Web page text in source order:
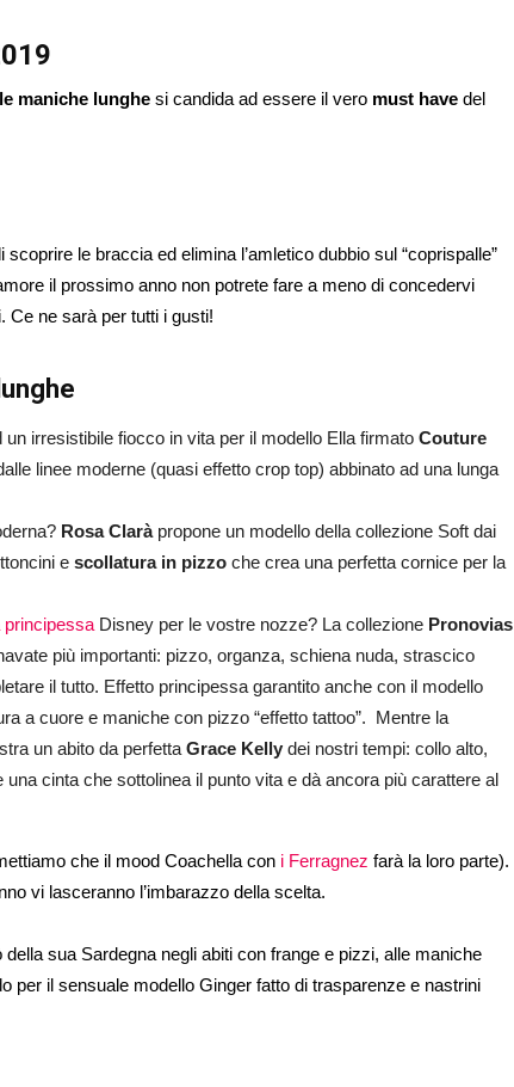
maniche lunghe si candida ad essere il vero must have del
le braccia ed elimina l’amletico dubbio sul “coprispalle”
il prossimo anno non potrete fare a meno di concedervi
Ce ne sarà per tutti i gusti!
irresistibile fiocco in vita per il modello Ella firmato Couture
linee moderne (quasi effetto crop top) abbinato ad una lunga
Rosa Claràpropone un modello della collezione Soft dai
e scollatura in pizzo che crea una perfetta cornice per la
principessa Disney per le vostre nozze? La collezione Pronovias
più importanti: pizzo, organza, schiena nuda, strascico
il tutto. Effetto principessa garantito anche con il modello
a cuore e maniche con pizzo “effetto tattoo”. Mentre la
un abito da perfetta Grace Kelly dei nostri tempi: collo alto,
cinta che sottolinea il punto vita e dà ancora più carattere al
che il mood Coachella con i Ferragnez farà la loro parte).
vi lasceranno l’imbarazzo della scelta.
della sua Sardegna negli abiti con frange e pizzi, alle maniche
per il sensuale modello Ginger fatto di trasparenze e nastrini